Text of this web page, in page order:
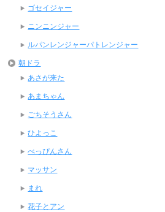
ゴセイジャー
ニンニンジャー
ルパンレンジャーパトレンジャー
朝ドラ
あさが来た
あまちゃん
ごちそうさん
ひよっこ
べっぴんさん
マッサン
まれ
花子とアン